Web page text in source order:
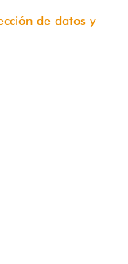
de datosy